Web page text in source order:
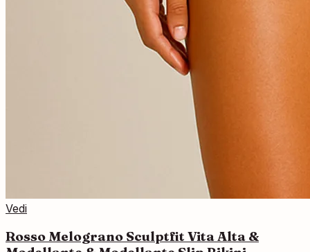
Vedi
Rosso Melograno Sculptfit Vita Alta &